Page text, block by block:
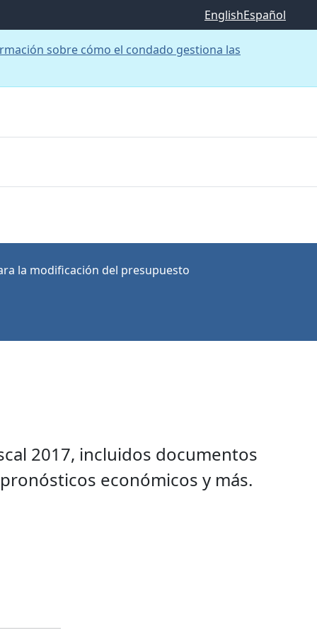
EnglishEspañol
sobre cómo el condado gestiona las
la modificación del presupuesto
2017, incluidos documentos
económicos y más.